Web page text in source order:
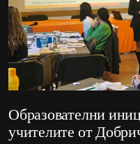
Образователни
учителите от